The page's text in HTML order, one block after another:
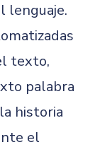
lenguaje.
texto,
palabra
historia
el